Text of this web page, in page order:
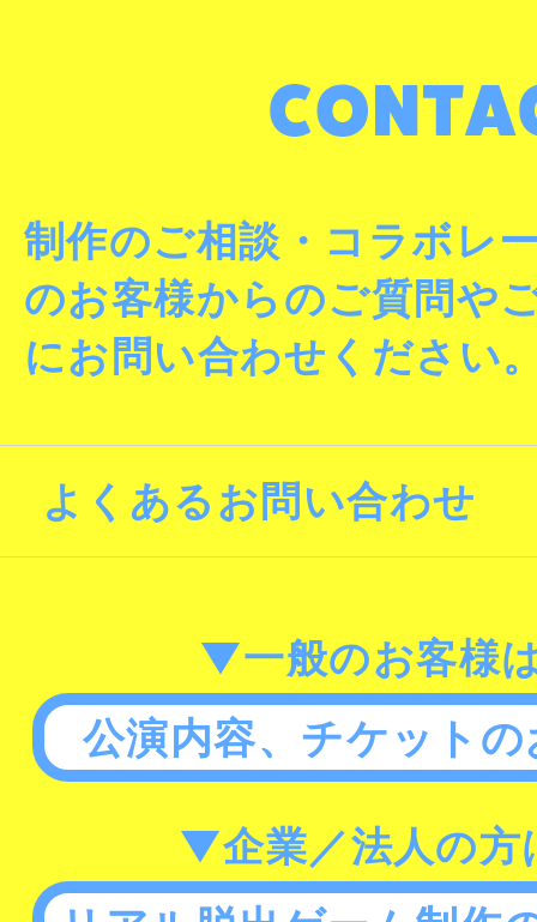
制作のご相談・コラボレ
のお客様からのご質問や
にお問い合わせください
よくあるお問い合わせ
▼一般のお客様
公演内容、チケット
▼企業／法人の方